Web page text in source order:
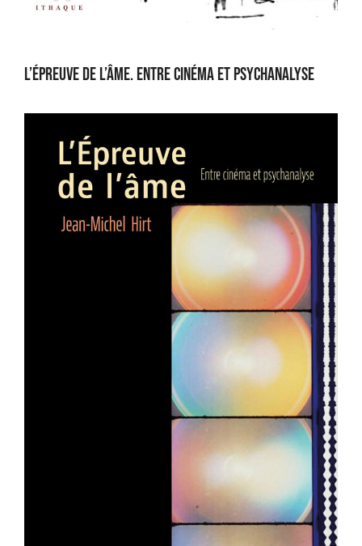
L’Épreuve de l’âme. Entre cinéma et psychanalyse